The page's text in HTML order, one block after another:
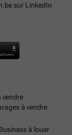
sur LinkedIn
vendre
à vendre
à louer